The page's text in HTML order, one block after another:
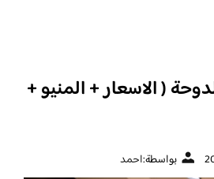
( الاسعار + المنيو +
بواسطة:احمد